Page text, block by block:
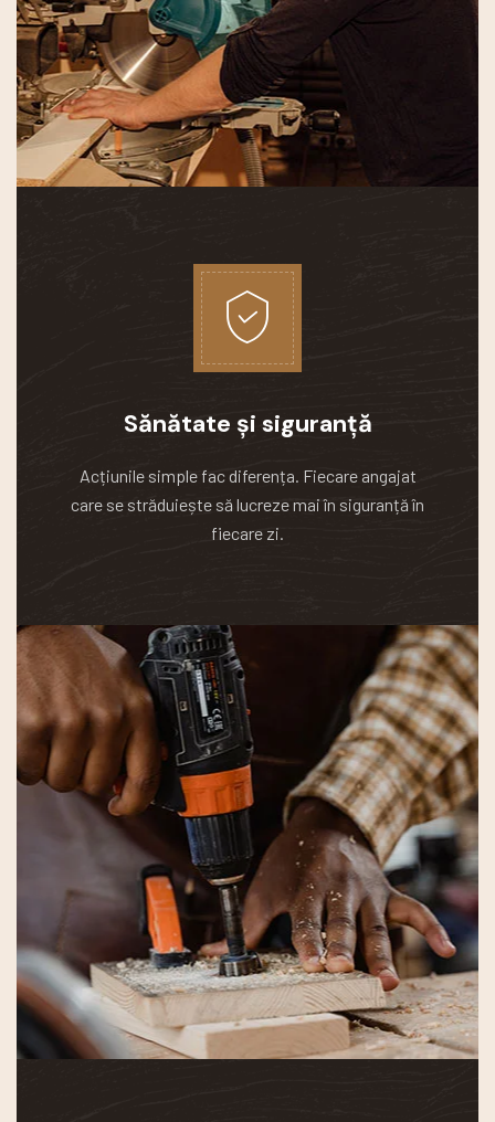
Sănătate și siguranță
Acțiunile simple fac diferența. Fiecare angajat
care se străduiește să lucreze mai în siguranță în
fiecare zi.